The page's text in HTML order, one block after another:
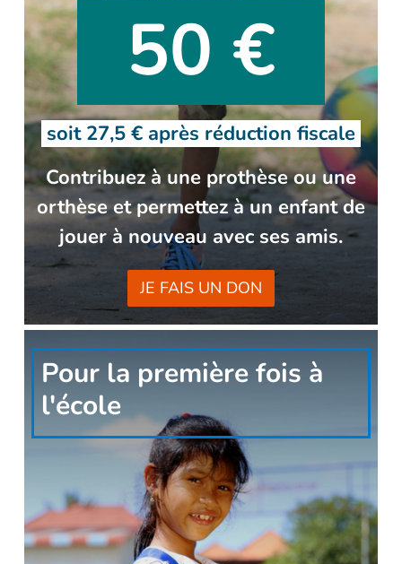
50 €
soit 27,5 € après réduction fiscale
Contribuez à une prothèse ou une
orthèse et permettez à un enfant de
jouer à nouveau avec ses amis.
JE FAIS UN DON
Pour la première fois à
l'école